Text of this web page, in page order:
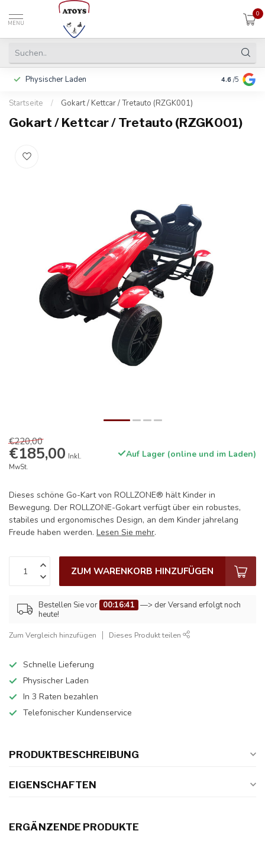
MENU
0
Physischer Laden In 3 Raten
4.6 /5
Startseite / Gokart / Kettcar / Tretauto (RZGK001)
Gokart / Kettcar / Tretauto (RZGK001)
€220,00
€185,00 Inkl.
MwSt.
Auf Lager (online und im Laden)
Dieses schöne Go-Kart von ROLLZONE® hält Kinder in
Bewegung. Der ROLLZONE-Gokart verfügt über ein robustes,
stabiles und ergonomisches Design, an dem Kinder jahrelang
Freude haben werden. Lesen Sie mehr.
ZUM WARENKORB HINZUFÜGEN
Bestellen Sie vor 00:16:41 —> der Versand erfolgt noch
heute!
Zum Vergleich hinzufügen Dieses Produkt teilen
Schnelle Lieferung
Physischer Laden
In 3 Raten bezahlen
Telefonischer Kundenservice
PRODUKTBESCHREIBUNG
EIGENSCHAFTEN
ERGÄNZENDE PRODUKTE